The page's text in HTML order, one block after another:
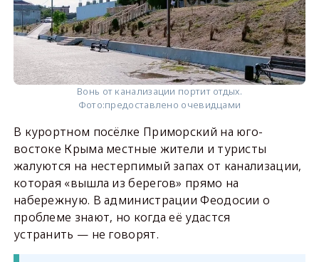
Вонь от канализации портит отдых.
Фото:предоставлено очевидцами
В курортном посёлке Приморский на юго-
востоке Крыма местные жители и туристы
жалуются на нестерпимый запах от канализации,
которая «вышла из берегов» прямо на
набережную. В администрации Феодосии о
проблеме знают, но когда её удастся
устранить — не говорят.